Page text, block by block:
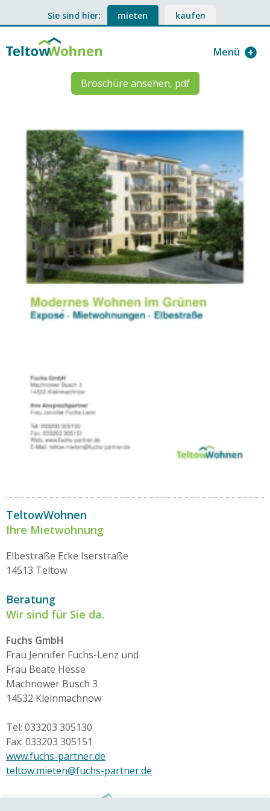
Sie sind hier: mieten kaufen
Menü
Broschüre ansehen, pdf
TeltowWohnen
Ihre Mietwohnung
Elbestraße Ecke Iserstraße
14513 Teltow
Beratung
Wir sind für Sie da.
Fuchs GmbH
Frau Jennifer Fuchs-Lenz und
Frau Beate Hesse
Machnower Busch 3
14532 Kleinmachnow
Tel: 033203 305130
Fax: 033203 305151
www.fuchs-partner.de
teltow.mieten@fuchs-partner.de